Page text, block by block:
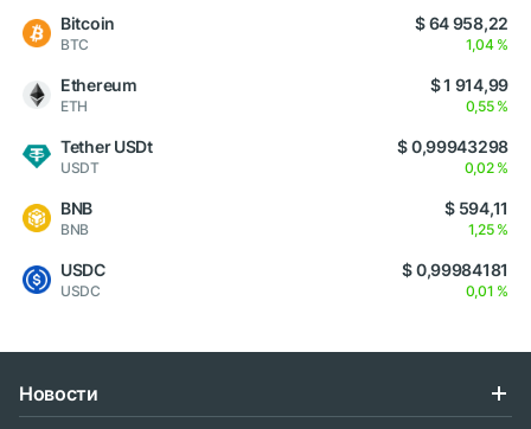
Bitcoin
BTC
$ 64 958,22
1,04 %
Ethereum
ETH
$ 1 914,99
0,55 %
Tether USDt
USDT
$ 0,99943298
0,02 %
BNB
BNB
$ 594,11
1,25 %
USDC
USDC
$ 0,99984181
0,01 %
Новости